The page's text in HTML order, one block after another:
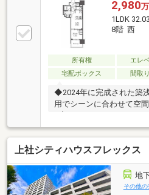
2,980
1LDK
8階 西
所有権 エレ
宅配ボックス
間取
◆2024年に完成された築
用でシーンに合わせて空
♪◆コンパクトながらLDK
勝手のいい1LDK【アク
徒歩約12分地下鉄名城線
上社シティハウスフレックス
地
その他の